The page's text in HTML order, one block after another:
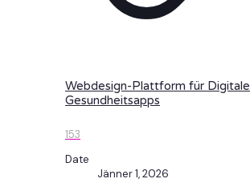
Webdesign-Plattform für Digitale
Gesundheitsapps
153
Date
Jänner 1, 2026